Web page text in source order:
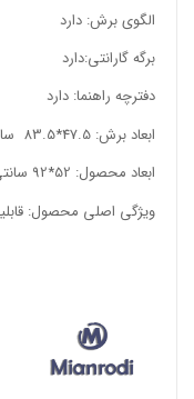
الگوی برش: دارد
برگه گارانتی:دارد
دفترچه راهنما: دارد
ابعاد برش: 47.5*83.5 سانتیمتر
ابعاد محصول: 52*92 سانتی متر
ویژگی اصلی محصول: